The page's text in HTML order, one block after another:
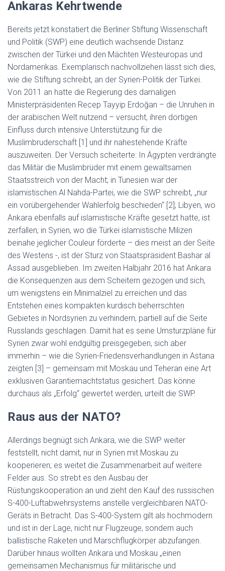
Ankaras Kehrtwende
Bereits jetzt konstatiert die Berliner Stiftung Wissenschaft
und Politik (SWP) eine deutlich wachsende Distanz
zwischen der Türkei und den Mächten Westeuropas und
Nordamerikas. Exemplarisch nachvollziehen lässt sich dies,
wie die Stiftung schreibt, an der Syrien-Politik der Türkei.
Von 2011 an hatte die Regierung des damaligen
Ministerpräsidenten Recep Tayyip Erdoğan – die Unruhen in
der arabischen Welt nutzend – versucht, ihren dortigen
Einfluss durch intensive Unterstützung für die
Muslimbruderschaft [1] und ihr nahestehende Kräfte
auszuweiten. Der Versuch scheiterte: In Ägypten verdrängte
das Militär die Muslimbrüder mit einem gewaltsamen
Staatsstreich von der Macht; in Tunesien war der
islamistischen Al Nahda-Partei, wie die SWP schreibt, „nur
ein vorübergehender Wahlerfolg beschieden“ [2]; Libyen, wo
Ankara ebenfalls auf islamistische Kräfte gesetzt hatte, ist
zerfallen; in Syrien, wo die Türkei islamistische Milizen
beinahe jeglicher Couleur förderte – dies meist an der Seite
des Westens -, ist der Sturz von Staatspräsident Bashar al
Assad ausgeblieben. Im zweiten Halbjahr 2016 hat Ankara
die Konsequenzen aus dem Scheitern gezogen und sich,
um wenigstens ein Minimalziel zu erreichen und das
Entstehen eines kompakten kurdisch beherrschten
Gebietes in Nordsyrien zu verhindern, partiell auf die Seite
Russlands geschlagen. Damit hat es seine Umsturzpläne für
Syrien zwar wohl endgültig preisgegeben, sich aber
immerhin – wie die Syrien-Friedensverhandlungen in Astana
zeigten [3] – gemeinsam mit Moskau und Teheran eine Art
exklusiven Garantiemachtstatus gesichert. Das könne
durchaus als „Erfolg“ gewertet werden, urteilt die SWP.
Raus aus der NATO?
Allerdings begnügt sich Ankara, wie die SWP weiter
feststellt, nicht damit, nur in Syrien mit Moskau zu
kooperieren; es weitet die Zusammenarbeit auf weitere
Felder aus. So strebt es den Ausbau der
Rüstungskooperation an und zieht den Kauf des russischen
S-400-Luftabwehrsystems anstelle vergleichbaren NATO-
Geräts in Betracht. Das S-400-System gilt als hochmodern
und ist in der Lage, nicht nur Flugzeuge, sondern auch
ballistische Raketen und Marschflugkörper abzufangen.
Darüber hinaus wollten Ankara und Moskau „einen
gemeinsamen Mechanismus für militärische und